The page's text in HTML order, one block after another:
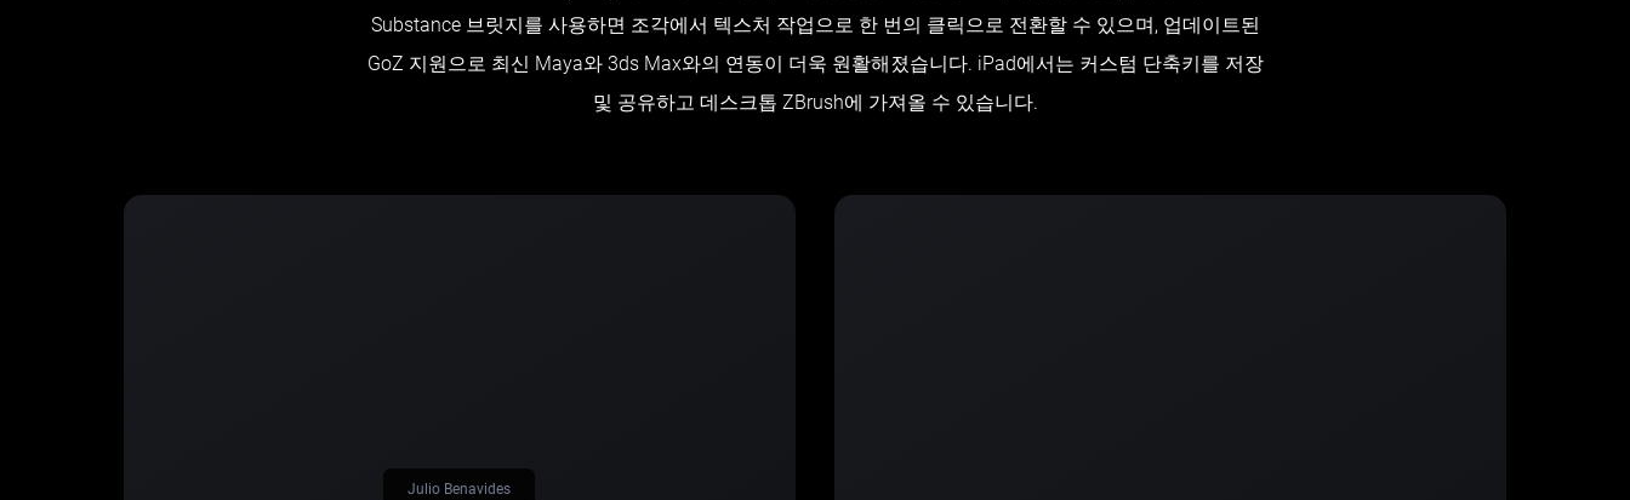
Substance 브릿지를 사용하면 조각에서 텍스처 작업으로 한 번의 클릭으로 전환할 수 있으며, 업데이트된
GoZ 지원으로 최신 Maya와 3ds Max와의 연동이 더욱 원활해졌습니다. iPad에서는 커스텀 단축키를 저장
및 공유하고 데스크톱 ZBrush에 가져올 수 있습니다.
Julio Benavides